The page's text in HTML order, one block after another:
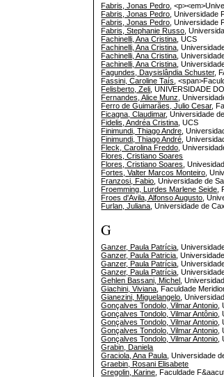
Fabris, Jonas Pedro ,
Fabris, Jonas Pedro , Universidade
Fabris, Jonas Pedro , Universidade
Fabris, Stephanie Russo ,
Fachinelli, Ana Cristina , UCS
Fachinelli, Ana Cristina ,
Fachinelli, Ana Cristina ,
Fachinelli, Ana Cristina ,
Fagundes, Daysislândia Schuster,
Fassini, Caroline Taís ,
Felisberto, Zeli , UNIVERSIDADE
Fernandes, Alice Munz ,
Ferro de Guimarães, Julio Cesar,
Ficagna, Claudimar, Universidade
Fidelis, Andréa Cristina , UCS
Finimundi, Thiago Andre ,
Finimundi, Thiago André ,
Fleck, Carolina Freddo ,
Flores, Cristiano Soares
Flores, Cristiano Soares ,
Fortes, Valter Marcos Monteiro ,
Franzosi, Fabio , Universidade de
Froemming, Lurdes Marlene Seide
Froes d'Avila, Alfonso Augusto ,
Furlan, Juliana , Universidade de
G
Ganzer, Paula Patrícia ,
Ganzer, Paula Patricia ,
Ganzer, Paula Patrícia ,
Ganzer, Paula Patrícia ,
Gehlen Bassani, Michel ,
Giachini, Viviana , Faculdade
Gianezini, Miguelangelo ,
Gonçalves Tondolo, Vilmar Antonio
Gonçalves Tondolo, Vilmar Antônio
Gonçalves Tondolo, Vilmar Antonio
Gonçalves Tondolo, Vilmar Antonio
Gonçalves Tondolo, Vilmar Antonio
Grabin, Daniela
Graciola, Ana Paula , Universidade
Graebin, Rosani Elisabete
Gregolin, Karine , Faculdade